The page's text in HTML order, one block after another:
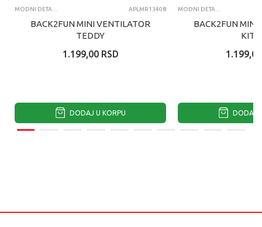
MODNI DETALJI APLMR13408
BACK2FUN MINI VENTILATOR
TEDDY
1.199,00 RSD
DODAJ U KORPU
MODNI DETALJI
BACK2FUN MINI
1.199,00
DODAJ